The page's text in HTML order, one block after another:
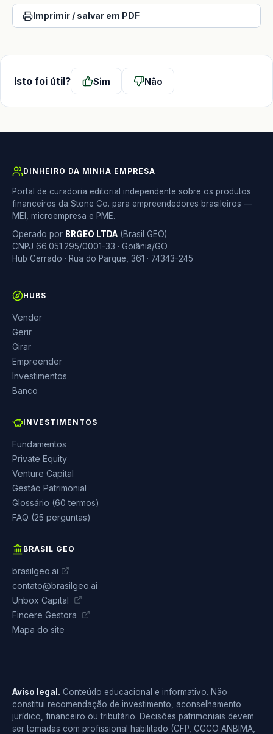
Imprimir / salvar em PDF
Isto foi útil? Sim Não
DINHEIRO DA MINHA EMPRESA
Portal de curadoria editorial independente sobre os produtos
financeiros da Stone Co. para empreendedores brasileiros —
MEI, microempresa e PME.
Operado por BRGEO LTDA (Brasil GEO)
CNPJ 66.051.295/0001-33 · Goiânia/GO
Hub Cerrado · Rua do Parque, 361 · 74343-245
HUBS
Vender
Gerir
Girar
Empreender
Investimentos
Banco
INVESTIMENTOS
Fundamentos
Private Equity
Venture Capital
Gestão Patrimonial
Glossário (60 termos)
FAQ (25 perguntas)
BRASIL GEO
brasilgeo.ai
contato@brasilgeo.ai
Unbox Capital
Fincere Gestora
Mapa do site
Aviso legal. Conteúdo educacional e informativo. Não
constitui recomendação de investimento, aconselhamento
jurídico, financeiro ou tributário. Decisões patrimoniais devem
ser tomadas com profissional habilitado (CFP, CGCO ANBIMA,